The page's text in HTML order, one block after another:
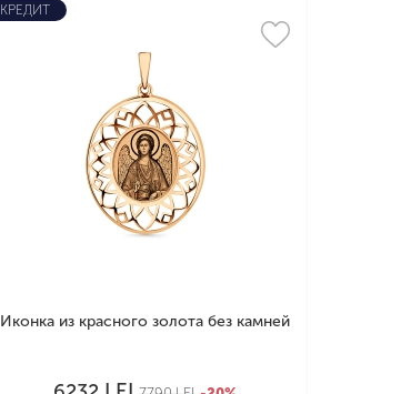
КРЕДИТ
Иконка из красного золота без камней